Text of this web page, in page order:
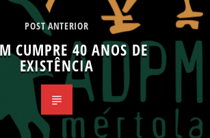
POST ANTERIOR
CUMPRE 40 ANOS DE
EXISTÊNCIA